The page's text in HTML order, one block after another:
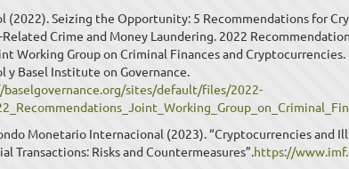
(2022). Seizing the Opportunity: 5 Recommendations for
Related Crime and Money Laundering. 2022
Working Group on Criminal Finances and Cryptocurrencies.
y Basel Institute on Governance.
sites/default/files/2022-
Monetario Internacional (2023). “Cryptocurrencies and
Transactions: Risks and Countermeasures”.https://